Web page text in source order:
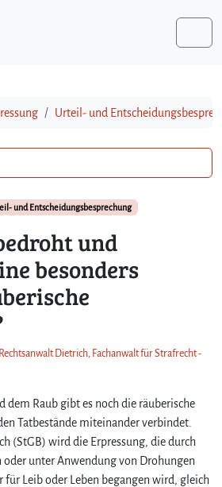
Urteil- und
und Entscheidungsbesprechung
und
besonders
Rechtsanwalt Dietrich, Fachanwalt für Strafrecht -
dem Raub gibt es noch die räuberische
Tatbestände miteinander verbindet.
(StGB) wird die Erpressung, die durch
oder unter Anwendung von Drohungen
Leib oder Leben begangen wird, gleich